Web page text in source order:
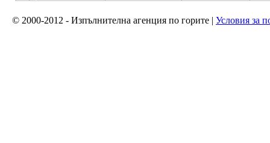
© 2000-2012 - Изпълнителна агенция по горите | Условия за